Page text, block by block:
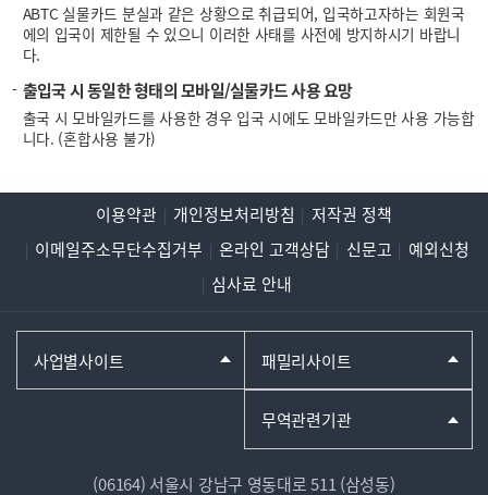
ABTC 실물카드 분실과 같은 상황으로 취급되어, 입국하고자하는 회원국
에의 입국이 제한될 수 있으니 이러한 사태를 사전에 방지하시기 바랍니
다.
출입국 시 동일한 형태의 모바일/실물카드 사용 요망
출국 시 모바일카드를 사용한 경우 입국 시에도 모바일카드만 사용 가능합
니다. (혼합사용 불가)
이용약관 개인정보처리방침
저작권 정책
이메일주소무단수집거부
온라인 고객상담 신문고
예외신청
심사료 안내
사업별사이트 패밀리사이트
무역관련기관
(06164) 서울시 강남구 영동대로 511 (삼성동)